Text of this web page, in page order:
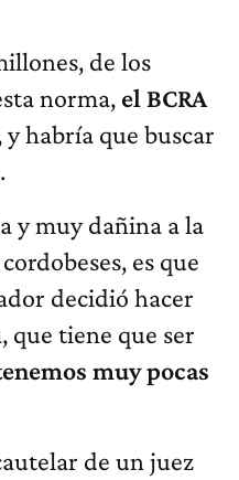
de los
norma, el BCRA
y habría que buscar
y muy dañina a la
es que
decidió hacer
que tiene que ser
muy pocas
de un juez